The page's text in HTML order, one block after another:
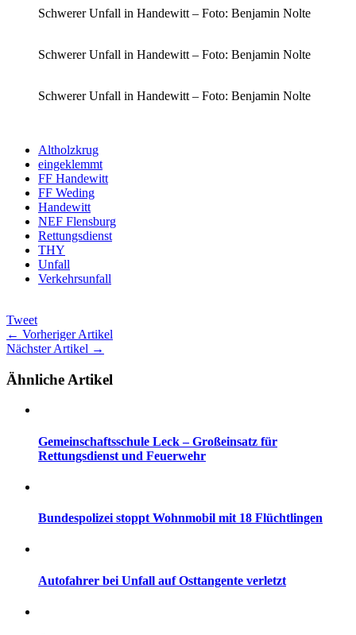
Schwerer Unfall in Handewitt – Foto: Benjamin Nolte
Schwerer Unfall in Handewitt – Foto: Benjamin Nolte
Schwerer Unfall in Handewitt – Foto: Benjamin Nolte
Altholzkrug
eingeklemmt
FF Handewitt
FF Weding
Handewitt
NEF Flensburg
Rettungsdienst
THY
Unfall
Verkehrsunfall
Tweet
← Vorheriger Artikel
Nächster Artikel →
Ähnliche Artikel
Gemeinschaftsschule Leck – Großeinsatz für
Rettungsdienst und Feuerwehr
Bundespolizei stoppt Wohnmobil mit 18 Flüchtlingen
Autofahrer bei Unfall auf Osttangente verletzt